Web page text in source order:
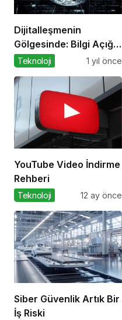
Dijitalleşmenin
Gölgesinde: Bilgi Açığı
Büyüyor mu?
Teknoloji 1 yıl önce
YouTube Video İndirme
Rehberi
Teknoloji 12 ay önce
Siber Güvenlik Artık Bir
İş Riski